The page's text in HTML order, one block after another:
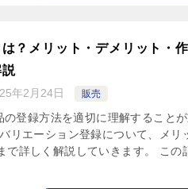
？メリット・デメリット・作
年2月24日 販売
登録方法を適切に理解すること
リエーション登録について、メリ
で詳しく解説していきます。 この